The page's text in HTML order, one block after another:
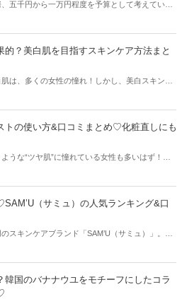
五千円から一万円程度を予算として考えている
う♡
的？美白肌を目指すスキンケア方法まと
は、多くの女性の憧れ！しかし、美白スキンケ
をご紹介します♪
トの使い方&口コミまとめ♡化粧直しにも
うな“ツヤ肌”に憧れている女性も多いはず！そ
きましょう。
（サミュ）の人気ランキング&口
スキンケアブランド「SAM’U（サミュ）」。弱
ンキングと気になる口コミをご紹介します♡
韓国のバナナウユをモチーフにしたコラ